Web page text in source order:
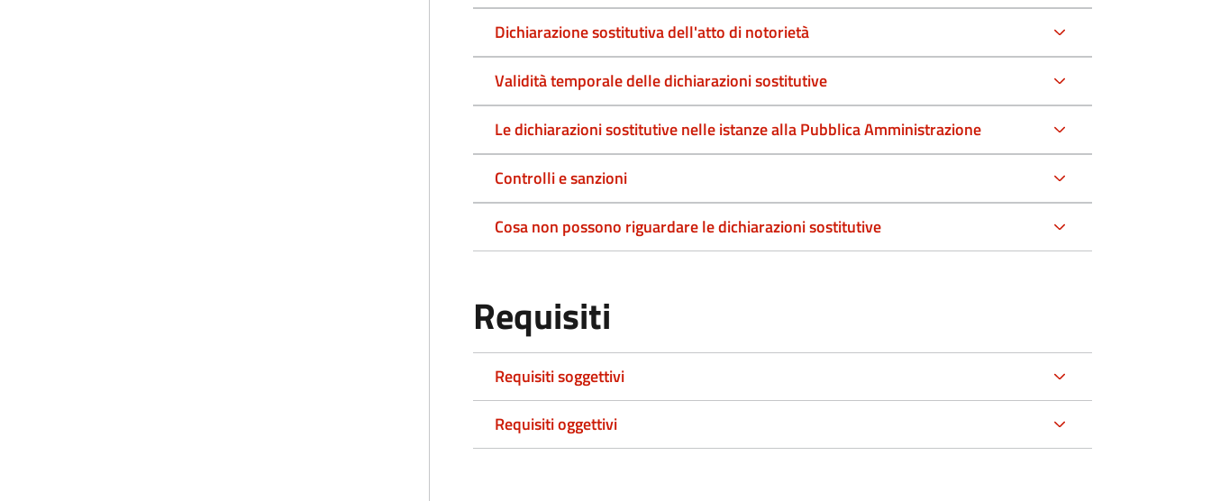
Dichiarazione sostitutiva dell'atto di notorietà
Validità temporale delle dichiarazioni sostitutive
Le dichiarazioni sostitutive nelle istanze alla Pubblica Amministrazione
Controlli e sanzioni
Cosa non possono riguardare le dichiarazioni sostitutive
Requisiti
Requisiti soggettivi
Requisiti oggettivi